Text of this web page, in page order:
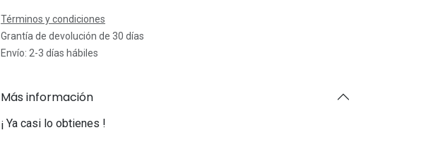
Términos y condiciones
Grantía de devolución de 30 días
Envío: 2-3 días hábiles
Más información
¡ Ya casi lo obtienes !